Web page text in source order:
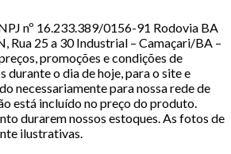
nº 16.233.389/0156-91 Rodovia BA
Rua 25 a 30 Industrial – Camaçari/BA –
promoções e condições de
durante o dia de hoje, para o site e
necessariamente para nossa rede de
está incluído no preço do produto.
durarem nossos estoques. As fotos de
ilustrativas.